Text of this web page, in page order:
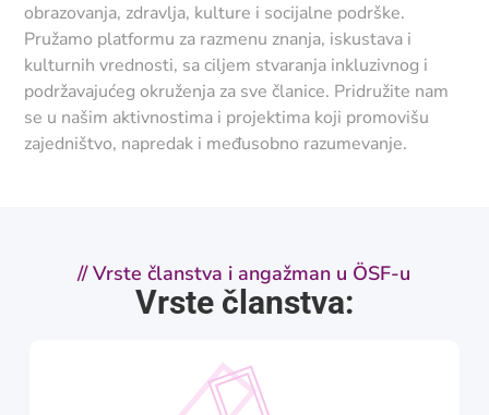
obrazovanja, zdravlja, kulture i socijalne podrške.
Pružamo platformu za razmenu znanja, iskustava i
kulturnih vrednosti, sa ciljem stvaranja inkluzivnog i
podržavajućeg okruženja za sve članice. Pridružite nam
se u našim aktivnostima i projektima koji promovišu
zajedništvo, napredak i međusobno razumevanje.
//Vrste članstva i angažman u ÖSF-u
Vrste članstva: